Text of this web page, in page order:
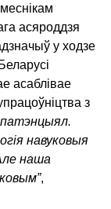
асяроддзя
у ходзе
асаблівае
з
патэнцыял.
навуковыя
наша
,